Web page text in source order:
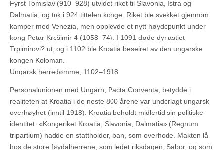
Fyrst Tomislav (910–928) utvidet riket til Slavonia, Istra og
Dalmatia, og tok i 924 tittelen konge. Riket ble svekket gjennom
kamper med Venezia, men opplevde et nytt høydepunkt under
kong Petar Krešimir 4 (1058–74). I 1091 døde dynastiet
Trpimirovi? ut, og i 1102 ble Kroatia beseiret av den ungarske
kongen Koloman.
Ungarsk herredømme, 1102–1918
Personalunionen med Ungarn, Pacta Conventa, betydde i
realiteten at Kroatia i de neste 800 årene var underlagt ungarsk
overhøyhet (inntil 1918). Kroatia beholdt midlertid sin politiske
identitet. «Kongeriket Kroatia, Slavonia, Dalmatia» (Regnum
tripartium) hadde en stattholder, ban, som overhode. Makten lå
hos de store føydalherrene, som ledet riksdagen, Sabor, og som